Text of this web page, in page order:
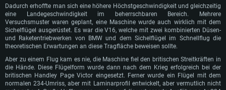
Prozessor: Dual-Core 2.2 GHz
Arbeitsspeicher: 4GB
DirectX 11 fähige Grafikkarte: AMD Radeon 77XX / NVIDIA GeForce GTX
660; die geringste Auflösung für das Spiel beträgt 720p
Festplatte: 21,5 GB (minimaler Client)
Empfohlen
Prozessor: Intel Core i5, 2.2 GHz (Intel Xeon Prozessoren werden nicht
unterstützt)
Arbeitsspeicher: 6 GB
Grafikkarte: Intel Iris Pro 5200 oder analoge AMD / Nvidia für Mac. Die
geringste Auflösung des Spiels beträgt 720p mit Metal Support
Netzwerk: Breitband-Internetverbindung
Festplatte: 21,5 GB (minimaler Client)
Prozessor: Dual-Core 2.4 GHz
Arbeitsspeicher: 4 GB
Grafikkarte: NVIDIA 660 mit den neuesten Treibern (nicht älter als 6
Monate) / vergleichbare AMD mit den neuesten Treibern (nicht älter als 6
Monate); die geringste Auflösung für das Spiel beträgt 720p mit Vulkan
Netzwerk: Breitband-Internetverbindung
Festplatte: 21,5 GB (minimaler Client)
Dadurch erhoffte man sich eine höhere Höchstgeschwindigkeit und gleichzeitig
eine Landegeschwindigkeit im beherrschbaren Bereich. Mehrere
Versuchsmuster waren geplant, eine Maschine wurde auch wirklich mit dem
Sichelflügel ausgerüstet. Es war die V16, welche mit zwei kombinierten Düsen-
und Raketentriebwerken von BMW und dem Sichelflügel im Schnellflug die
theoretischen Erwartungen an diese Tragfläche beweisen sollte.
Aber zu einem Flug kam es nie, die Maschine fiel den britischen Streitkräften in
die Hände. Diese Flügelform wurde dann nach dem Krieg erfolgreich bei der
britischen Handley Page Victor eingesetzt. Ferner wurde ein Flügel mit dem
normalen 234-Umriss, aber mit Laminarprofil entwickelt, aber vermutlich nicht